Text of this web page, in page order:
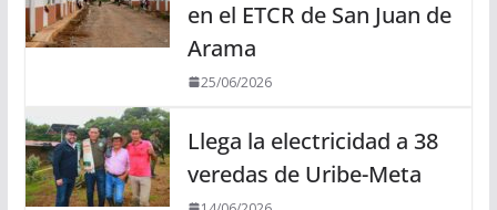
en el ETCR de San Juan de
Arama
25/06/2026
Llega la electricidad a 38
veredas de Uribe-Meta